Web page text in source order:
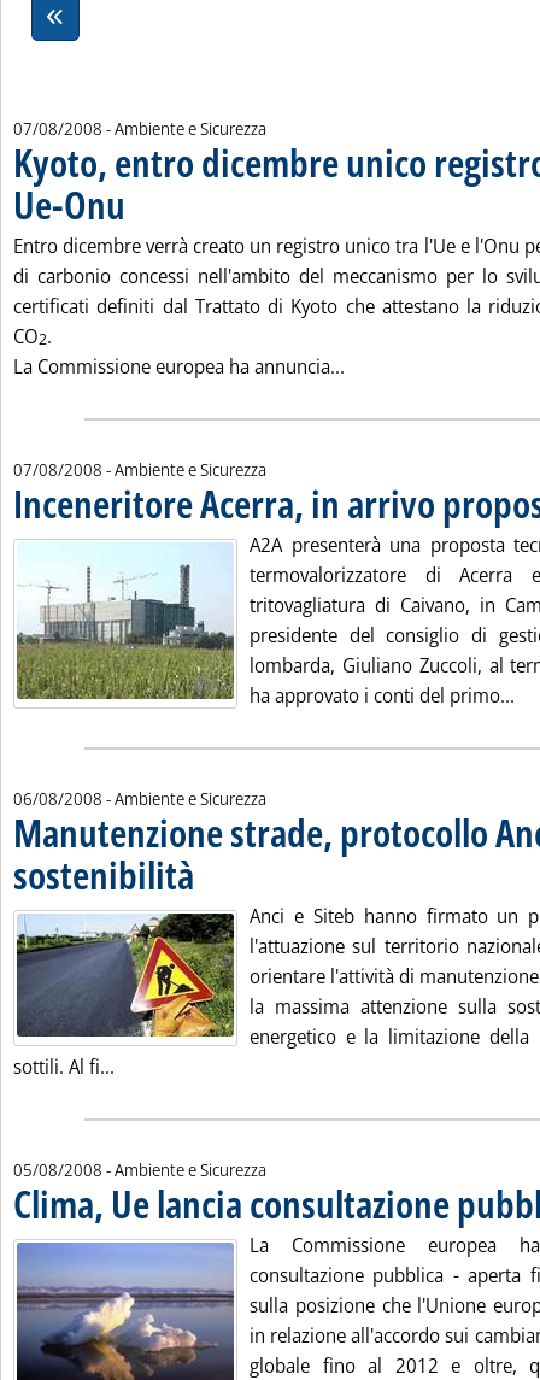
07/08/2008 - Ambiente e Sicurezza
Kyoto, entro dicembre unico
Ue-Onu
Entro dicembre verrà creato un registro unico tra l'Ue e l'Onu
di carbonio concessi nell'ambito del meccanismo per lo
certificati definiti dal Trattato di Kyoto che attestano la
CO2.
La Commissione europea ha annuncia...
07/08/2008 - Ambiente e Sicurezza
Inceneritore Acerra, in arrivo
A2A presenterà una proposta
termovalorizzatore di
tritovagliatura di Caivano, in
presidente del consiglio di
lombarda, Giuliano Zuccoli, al
ha approvato i conti del primo...
06/08/2008 - Ambiente e Sicurezza
Manutenzione strade, protocollo
sostenibilità . Pubblicata mercoledì 06 agosto 2008 alle 15.19.
Anci e Siteb hanno firmato un
l'attuazione sul territorio
orientare l'attività di
la massima attenzione sulla
energetico e la limitazione
sottili. Al fi...
05/08/2008 - Ambiente e Sicurezza
Clima, Ue lancia consultazione
La Commissione europea
consultazione pubblica - aperta
sulla posizione che l'Unione
in relazione all'accordo sui
globale fino al 2012 e oltre,